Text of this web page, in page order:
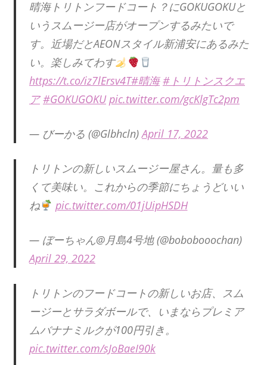
晴海トリトンフードコート？にGOKUGOKUと
いうスムージー店がオープンするみたいで
す。近場だとAEONスタイル新浦安にあるみた
い。楽しみてわす
https://t.co/iz7lErsv4T#晴海 #トリトンスクエ
ア #GOKUGOKU pic.twitter.com/gcKlgTc2pm
— びーかる (@Glbhcln)April 17, 2022
トリトンの新しいスムージー屋さん。量も多
くて美味い。これからの季節にちょうどいい
ね
pic.twitter.com/01jUipHSDH
— ぼーちゃん@月島4号地 (@bobobooochan)
April 29, 2022
トリトンのフードコートの新しいお店、スム
ージーとサラダボールで、いまならプレミア
ムバナナミルクが100円引き。
pic.twitter.com/sJoBaeI90k